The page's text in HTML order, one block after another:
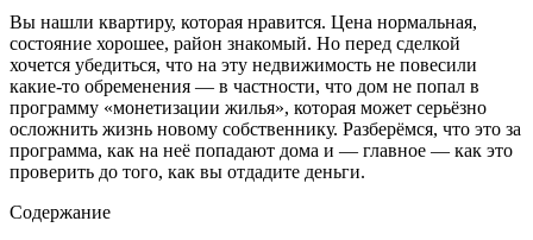
Вы нашли квартиру, которая нравится. Цена нормальная,
состояние хорошее, район знакомый. Но перед сделкой
хочется убедиться, что на эту недвижимость не повесили
какие-то обременения — в частности, что дом не попал в
программу «монетизации жилья», которая может серьёзно
осложнить жизнь новому собственнику. Разберёмся, что это за
программа, как на неё попадают дома и — главное — как это
проверить до того, как вы отдадите деньги.
Содержание